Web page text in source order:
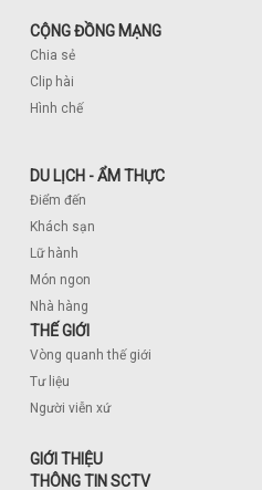
CỘNG ĐỒNG MẠNG
Chia sẻ
Clip hài
Hình chế
DU LỊCH - ẨM THỰC
Điểm đến
Khách sạn
Lữ hành
Món ngon
Nhà hàng
THẾ GIỚI
Vòng quanh thế giới
Tư liệu
Người viễn xứ
GIỚI THIỆU
THÔNG TIN SCTV